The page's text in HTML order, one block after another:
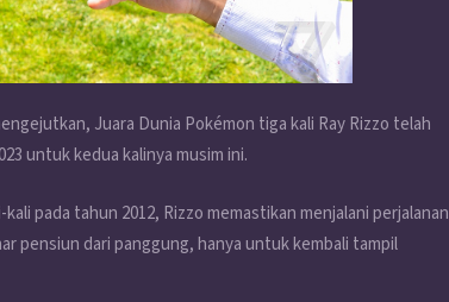
Juara Dunia Pokémon tiga kali Ray Rizzo telah
untuk kedua kalinya musim ini.
pada tahun 2012, Rizzo memastikan menjalani perjalanan
pensiun dari panggung, hanya untuk kembali tampil